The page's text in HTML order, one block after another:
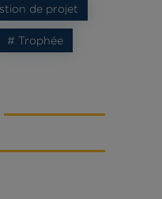
de projet
# Trophée